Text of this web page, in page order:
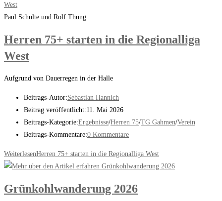
Paul Schulte und Rolf Thung
Herren 75+ starten in die Regionalliga
West
Aufgrund von Dauerregen in der Halle
Beitrags-Autor:Sebastian Hannich
Beitrag veröffentlicht:11. Mai 2026
Beitrags-Kategorie:Ergebnisse/Herren 75/TG Gahmen/Verein
Beitrags-Kommentare:0 Kommentare
WeiterlesenHerren 75+ starten in die Regionalliga West
Grünkohlwanderung 2026